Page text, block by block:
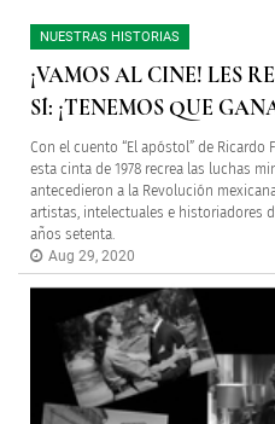
NUESTRAS HISTORIAS
¡VAMOS AL CINE! LES
SÍ: ¡TENEMOS QUE
Con el cuento “El apóstol” de
esta cinta de 1978 recrea las luchas
antecedieron a la Revolución
artistas, intelectuales e historiadores
años setenta.
Aug 29, 2020